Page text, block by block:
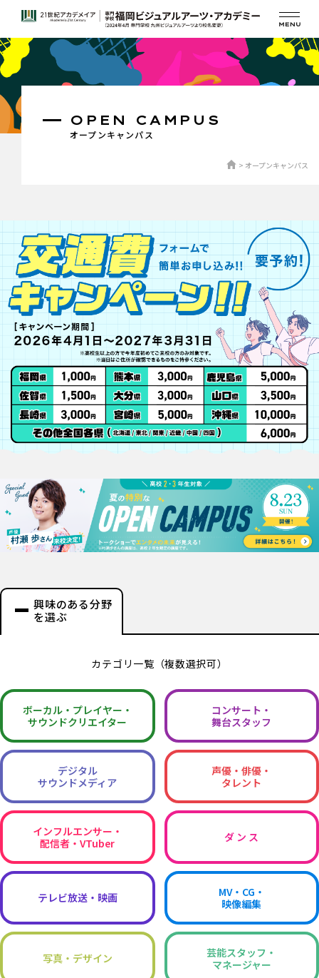
オープンキャンパス
OPEN CAMPUS
オープンキャンパス
興味のある分野
を選ぶ
カテゴリ一覧（複数選択可）
ボーカル・ プレイヤー・
サウンドクリエイター
コンサート・
舞台スタッフ
デジタル
サウンドメディア
声優・俳優・
タレント
インフルエンサー・
配信者・VTuber
ダ ン ス
テレビ放送・映画
MV・CG・
映像編集
写真・デザイン
芸能スタッフ・
マネージャー